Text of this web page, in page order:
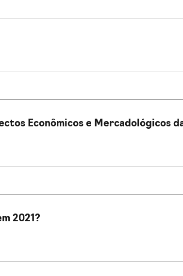
Econômicos e Mercadológicos
2021?